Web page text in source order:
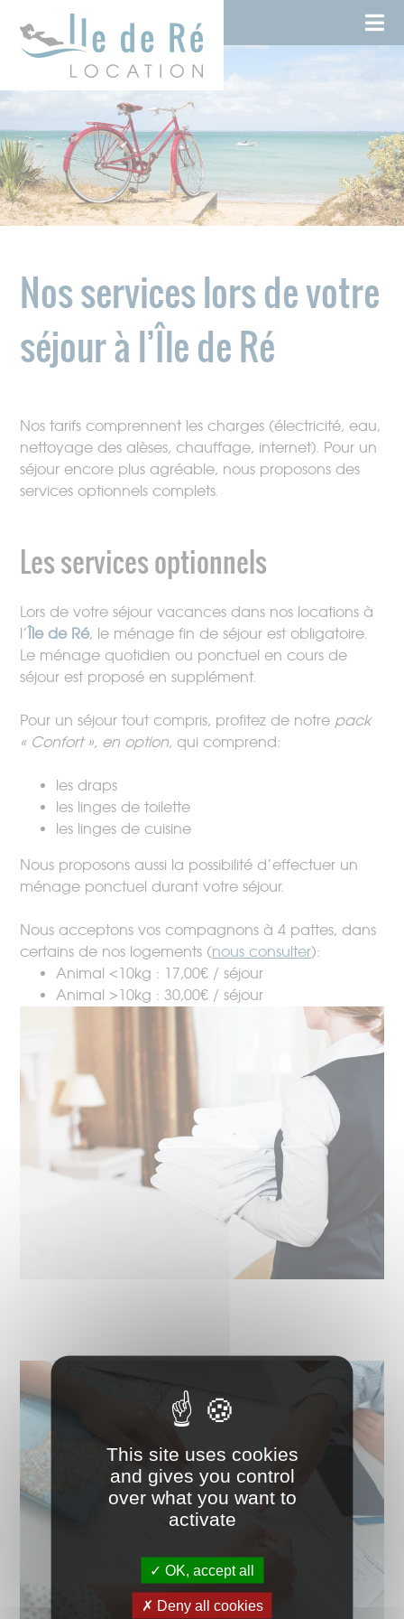
content
Nos services lors de votre
séjour à l’Île de Ré
Nos tarifs comprennent les charges (électricité, eau,
nettoyage des alèses, chauffage, internet). Pour un
séjour encore plus agréable, nous proposons des
services optionnels complets.
Les services optionnels
Lors de votre séjour vacances dans nos locations à
l’Île de Ré, le ménage fin de séjour est obligatoire.
Le ménage quotidien ou ponctuel en cours de
séjour est proposé en supplément.
Pour un séjour tout compris, profitez de notre pack
« Confort », en option, qui comprend:
les draps
les linges de toilette
les linges de cuisine
Nous proposons aussi la possibilité d’effectuer un
ménage ponctuel durant votre séjour.
Nous acceptons vos compagnons à 4 pattes, dans
certains de nos logements (nous consulter):
Animal <10kg : 17,00€ / séjour
Animal >10kg : 30,00€ / séjour
Cookies management panel
This site uses cookies
and gives you control
over what you want to
activate
OK, accept all
Deny all cookies